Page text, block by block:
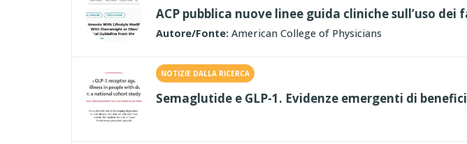
ACP pubblica nuove linee guida cliniche sull’uso
Autore/Fonte: American College of Physicians
NOTIZIE DALLA RICERCA
Semaglutide e GLP-1. Evidenze emergenti di